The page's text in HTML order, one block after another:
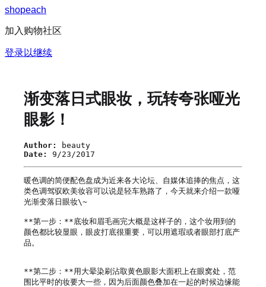
shopeach
加入购物社区
登录以继续
渐变落日式眼妆，玩转夸张哑光
眼影！
Author:
beauty
Date:
9/23/2017
暖色调的简便配色盘成为近来各大论坛、自媒体追捧的焦点，这
类色调驾驭欧美妆容可以说是轻车熟路了，今天就来介绍一款哑
光渐变落日眼妆\~
**第一步：**底妆和眉毛画完大概是这样子的，这个妆用到的
颜色都比较显眼，眼皮打底很重要，可以用遮瑕或者眼部打底产
品。
**第二步：**用大晕染刷沾取黄色眼影大面积上在眼窝处，范
围比平时的妆要大一些，因为后面颜色叠加在一起的时候边缘能